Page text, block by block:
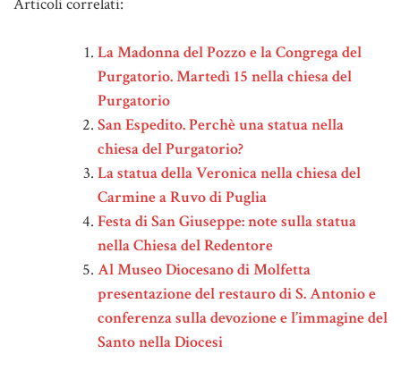
La Madonna del Pozzo e la Congrega del
Purgatorio. Martedì 15 nella chiesa del
Purgatorio
San Espedito. Perchè una statua nella
chiesa del Purgatorio?
La statua della Veronica nella chiesa del
Carmine a Ruvo di Puglia
Festa di San Giuseppe: note sulla statua
nella Chiesa del Redentore
Al Museo Diocesano di Molfetta
presentazione del restauro di S. Antonio e
conferenza sulla devozione e l’immagine del
Santo nella Diocesi